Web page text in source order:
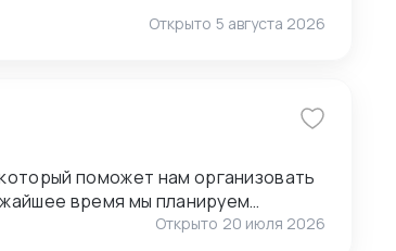
Открыто 5 августа 2026
поможет нам организовать
поэтому нам также необходимо
Открыто 20 июля 2026